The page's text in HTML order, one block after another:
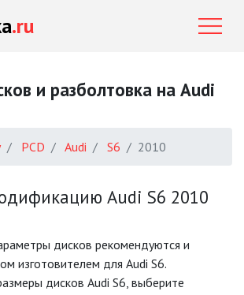
.ru
и разболтовка на Audi
PCD Audi S6 2010
Audi S6 2010
дисков рекомендуются и
изготовителем для Audi S6.
дисков Audi S6, выберите